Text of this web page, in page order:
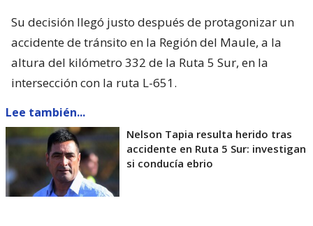
Su decisión llegó justo después de protagonizar un
accidente de tránsito en la Región del Maule, a la
altura del kilómetro 332 de la Ruta 5 Sur, en la
intersección con la ruta L-651.
Lee también...
Nelson Tapia resulta herido tras
accidente en Ruta 5 Sur: investigan
si conducía ebrio